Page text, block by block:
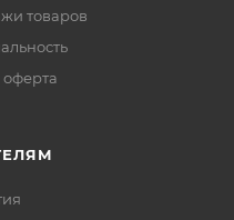
товаров